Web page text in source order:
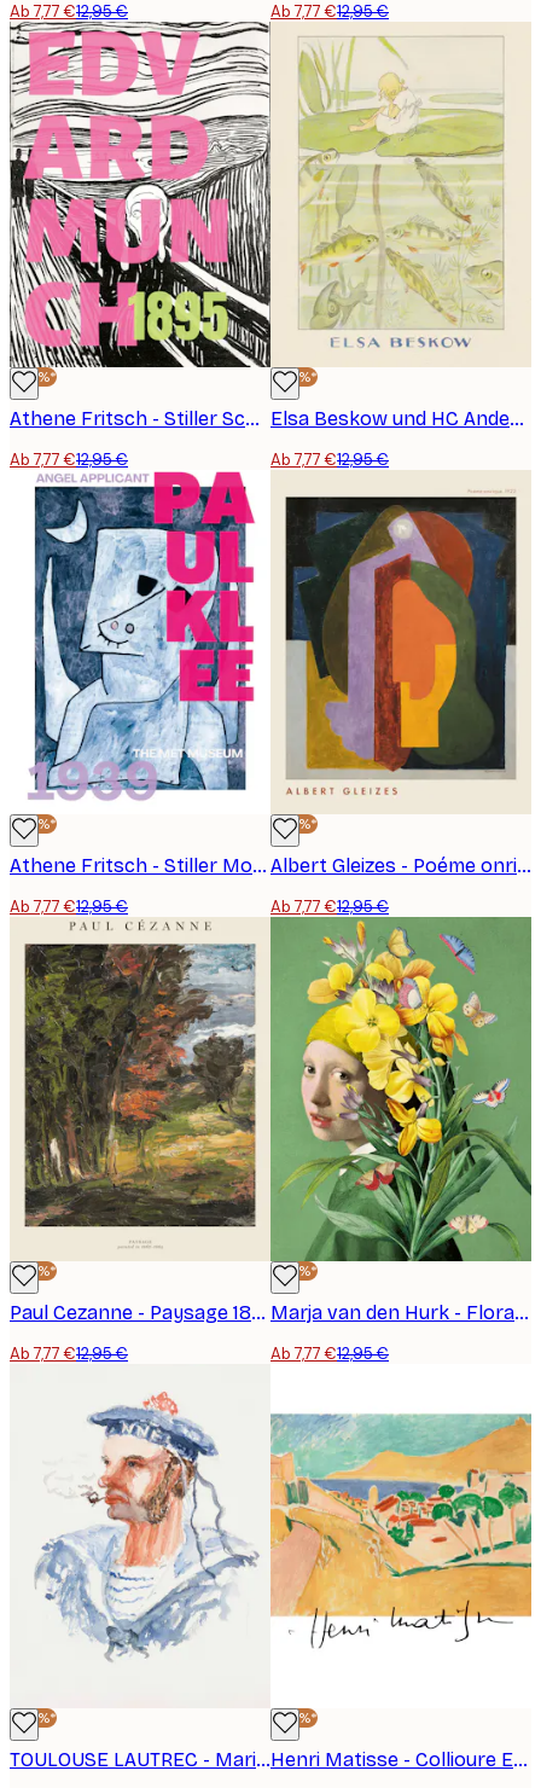
Ab 7,77 €12,95 € Ab 7,77 €12,95 €
-40%*
Athene Fritsch - Stiller Schrei Echos Poster
Ab 7,77 €12,95 €
-40%*
Elsa Beskow und HC Andersen - Däumelinchen Seerosenblatt - Elsa Beskow HC Andersen Poster
Ab 7,77 €12,95 €
-40%*
Athene Fritsch - Stiller Mondwächter Poster
Ab 7,77 €12,95 €
-40%*
Albert Gleizes - Poéme onrique Poster
Ab 7,77 €12,95 €
-40%*
Paul Cezanne - Paysage 1862-1864 Poster
Ab 7,77 €12,95 €
-40%*
Marja van den Hurk - Florales Traumporträt Poster
Ab 7,77 €12,95 €
-40%*
TOULOUSE LAUTREC - Marin (ca. 1879–1880) Poster
-40%*
Henri Matisse - Collioure En Aout Poster